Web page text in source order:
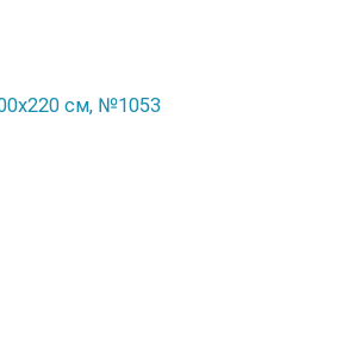
см, №1053